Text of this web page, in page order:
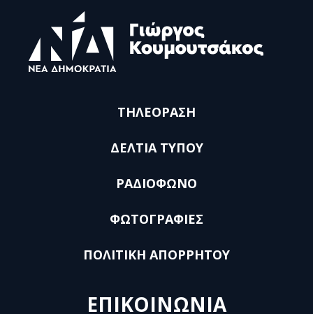
ΤΗΛΕΟΡΑΣΗ
ΔΕΛΤΙΑ ΤΥΠΟΥ
ΡΑΔΙΟΦΩΝΟ
ΦΩΤΟΓΡΑΦΙΕΣ
ΠΟΛΙΤΙΚΗ ΑΠΟΡΡΗΤΟΥ
ΕΠΙΚΟΙΝΩΝΙΑ